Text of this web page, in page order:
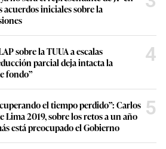
iniciales sobre la
sobre la TUUA a escalas
parcial deja intacta la
fondo”
4
el tiempo perdido”: Carlos
Lima 2019, sobre los retos a un año
está preocupado el Gobierno
5